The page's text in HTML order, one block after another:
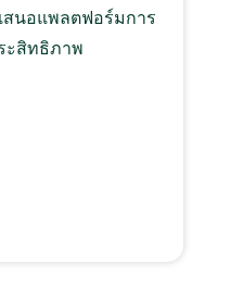
สนอแพลตฟอร์มการ
ะสิทธิภาพ